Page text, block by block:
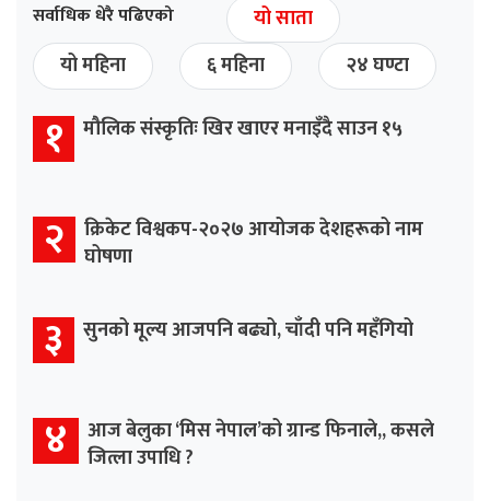
सर्वाधिक धेरै पढिएको
यो साता
यो महिना
६ महिना २४ घण्टा
१ मौलिक संस्कृतिः खिर खाएर मनाइँदै साउन १५
२
क्रिकेट विश्वकप-२०२७ आयोजक देशहरूको नाम
घोषणा
३ सुनको मूल्य आजपनि बढ्यो, चाँदी पनि महँगियो
४
आज बेलुका ‘मिस नेपाल’को ग्रान्ड फिनाले,, कसले
जित्ला उपाधि ?